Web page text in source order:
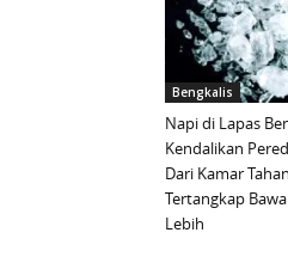
Bengkalis
Napi di Lapas
Kendalikan
Dari Kamar
Tertangkap
Lebih